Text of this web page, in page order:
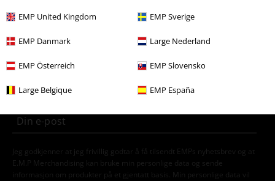
EMP United Kingdom EMP Sverige
EMP Danmark Large Nederland
EMP Österreich EMP Slovensko
Large Belgique EMP España
Nyhetsbrev
Få en rabattkode på 15% når du blir abonnent!
Mer
Jeg godkjenner at jeg frivillig godtar å få tilsendt EMPs nyhetsbrev og at
E.M.P Merchandising kan bruke min personlige data og sende
informasjon om produkter på et gjentatt basis. Min personlige data vil